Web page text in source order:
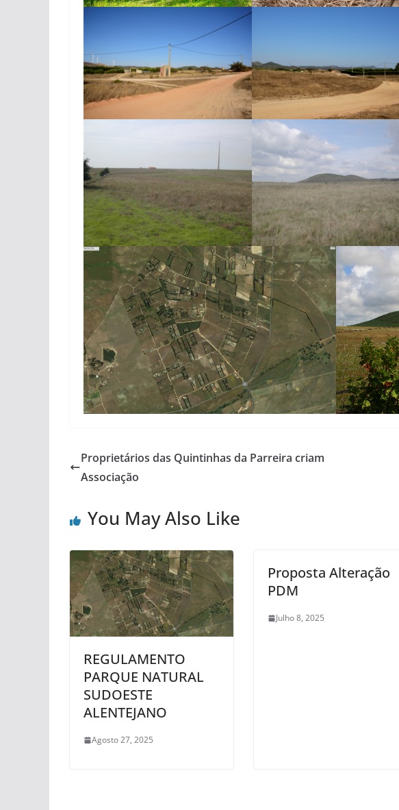
Proprietários das Quintinhas da Parreira criam
Associação
You May Also Like
REGULAMENTO
PARQUE NATURAL
SUDOESTE
ALENTEJANO
Agosto 27, 2025
Proposta Alteração
PDM
Julho 8, 2025